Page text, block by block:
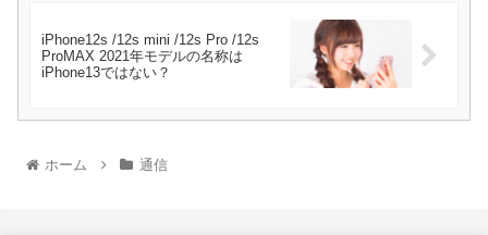
iPhone12s /12s mini /12s Pro /12s
ProMAX 2021年モデルの名称は
iPhone13ではない？
ホーム 通信